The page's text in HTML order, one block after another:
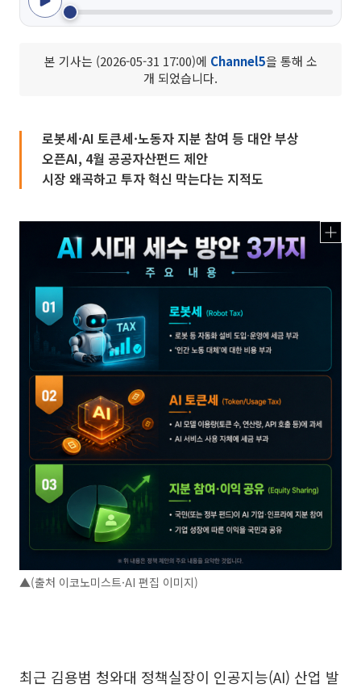
본 기사는 (2026-05-31 17:00)에 Channel5을 통해 소
개 되었습니다.
로봇세·AI 토큰세·노동자 지분 참여 등 대안 부상
오픈AI, 4월 공공자산펀드 제안
시장 왜곡하고 투자 혁신 막는다는 지적도
▲(출처 이코노미스트·AI 편집 이미지)
최근 김용범 청와대 정책실장이 인공지능(AI) 산업 발